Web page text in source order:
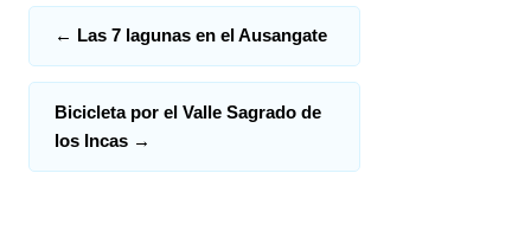
← Las 7 lagunas en el Ausangate
Bicicleta por el Valle Sagrado de
los Incas →